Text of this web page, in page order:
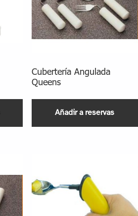
Cubertería Angulada
Queens
Añadir a reservas